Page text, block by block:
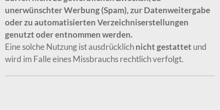
unerwünschter Werbung (Spam), zur Datenweitergabe
oder zu automatisierten Verzeichniserstellungen
genutzt oder entnommen werden.
Eine solche Nutzung ist ausdrücklichnicht gestattet und
wird im Falle eines Missbrauchs rechtlich verfolgt.